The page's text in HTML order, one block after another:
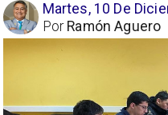
Martes, 10 De
Ramón Aguero
Por